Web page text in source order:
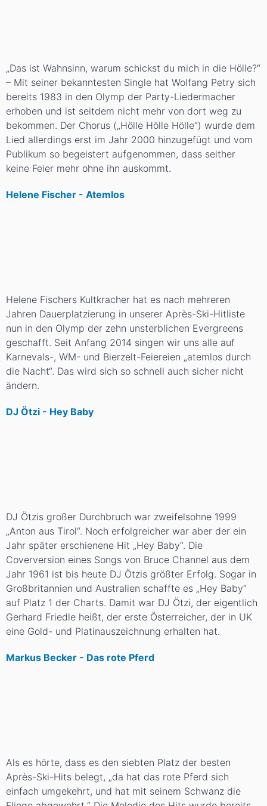
„Das ist Wahnsinn, warum schickst du mich in die Hölle?“
– Mit seiner bekanntesten Single hat Wolfang Petry sich
bereits 1983 in den Olymp der Party-Liedermacher
erhoben und ist seitdem nicht mehr von dort weg zu
bekommen. Der Chorus („Hölle Hölle Hölle“) wurde dem
Lied allerdings erst im Jahr 2000 hinzugefügt und vom
Publikum so begeistert aufgenommen, dass seither
keine Feier mehr ohne ihn auskommt.
Helene Fischer - Atemlos
Helene Fischers Kultkracher hat es nach mehreren
Jahren Dauerplatzierung in unserer Après-Ski-Hitliste
nun in den Olymp der zehn unsterblichen Evergreens
geschafft. Seit Anfang 2014 singen wir uns alle auf
Karnevals-, WM- und Bierzelt-Feiereien „atemlos durch
die Nacht“. Das wird sich so schnell auch sicher nicht
ändern.
DJ Ötzi - Hey Baby
DJ Ötzis großer Durchbruch war zweifelsohne 1999
„Anton aus Tirol“. Noch erfolgreicher war aber der ein
Jahr später erschienene Hit „Hey Baby“. Die
Coverversion eines Songs von Bruce Channel aus dem
Jahr 1961 ist bis heute DJ Ötzis größter Erfolg. Sogar in
Großbritannien und Australien schaffte es „Hey Baby“
auf Platz 1 der Charts. Damit war DJ Ötzi, der eigentlich
Gerhard Friedle heißt, der erste Österreicher, der in UK
eine Gold- und Platinauszeichnung erhalten hat.
Markus Becker - Das rote Pferd
Als es hörte, dass es den siebten Platz der besten
Après-Ski-Hits belegt, „da hat das rote Pferd sich
einfach umgekehrt, und hat mit seinem Schwanz die